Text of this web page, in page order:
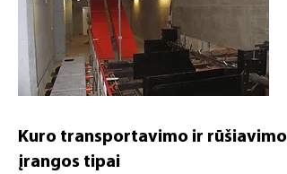
Kuro transportavimo ir rūšiavimo
įrangos tipai